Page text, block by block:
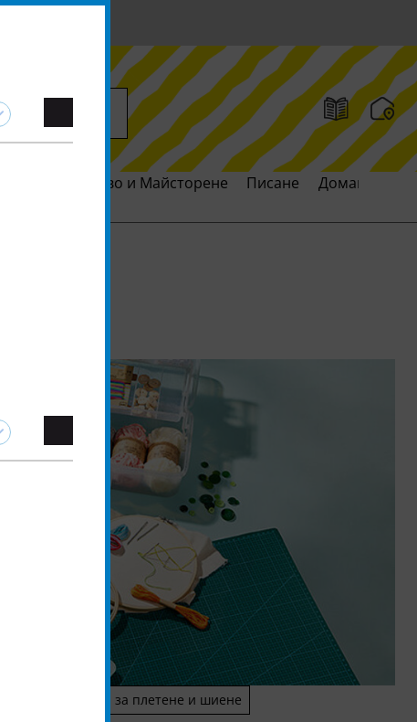
Творчество и Майсторене Писане Домакинство
и аксесоари за плетене и шиене